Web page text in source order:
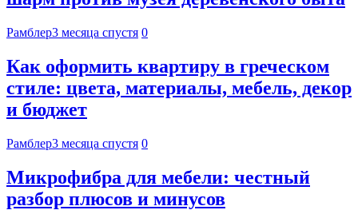
Рамблер3 месяца спустя 0
Как оформить квартиру в греческом
стиле: цвета, материалы, мебель, декор
и бюджет
Рамблер3 месяца спустя 0
Микрофибра для мебели: честный
разбор плюсов и минусов